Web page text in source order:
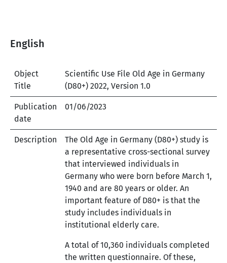
English
Object
Title
Scientific Use File Old Age in Germany
(D80+) 2022, Version 1.0
Publication
date
01/06/2023
Description
The Old Age in Germany (D80+) study is
a representative cross-sectional survey
that interviewed individuals in
Germany who were born before March 1,
1940 and are 80 years or older. An
important feature of D80+ is that the
study includes individuals in
institutional elderly care.
A total of 10,360 individuals completed
the written questionnaire. Of these,